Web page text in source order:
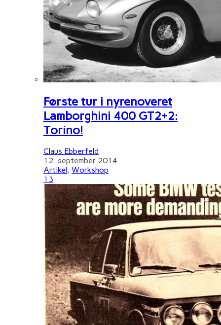
Første tur i nyrenoveret
Lamborghini 400 GT2+2:
Torino!
Claus Ebberfeld
12. september 2014
Artikel , Workshop
13